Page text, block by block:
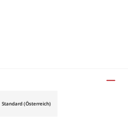
Standard (Österreich)